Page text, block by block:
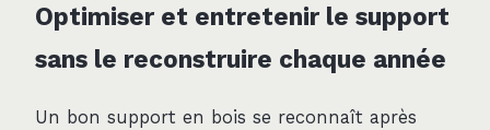
Optimiser et entretenir le support
sans le reconstruire chaque année
Un bon support en bois se reconnaît après